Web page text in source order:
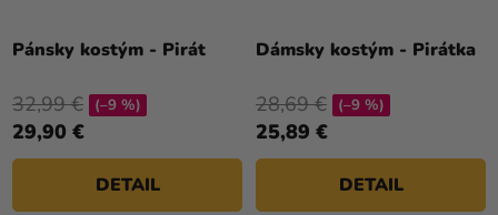
Pánsky kostým - Pirát
29,90 €
32,99 € (–9 %)
DETAIL
Dámsky kostým - Pirátka
25,89 €
28,69 € (–9 %)
DETAIL